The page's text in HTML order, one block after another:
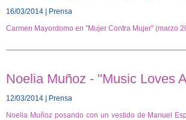
16/03/2014 | Prensa
Carmen Mayordomo en "Mujer Contra Mujer" (marzo
Noelia Muñoz - "Music Loves
12/03/2014 | Prensa
Noelia Muñoz posando con un vestido de Manuel